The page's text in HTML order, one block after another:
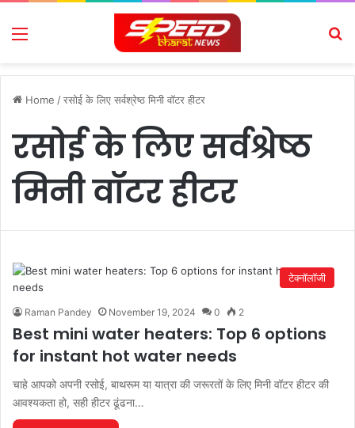
Menu
Home /रसोई के लिए सर्वश्रेष्ठ मिनी वॉटर हीटर
रसोई के लिए सर्वश्रेष्ठ
मिनी वॉटर हीटर
टेक्नॉलॉजी
Raman Pandey November 19, 2024 0 2
Best mini water heaters: Top 6 options
for instant hot water needs
चाहे आपको अपनी रसोई, बाथरूम या यात्रा की जरूरतों के लिए मिनी वॉटर हीटर की
आवश्यकता हो, सही हीटर ढूंढना…